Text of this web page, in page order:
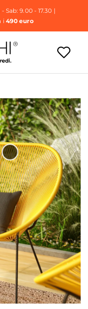
Sab: 9.00 - 17.30 |
i 490 euro